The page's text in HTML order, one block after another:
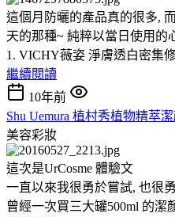
這個月防曬的產品真的很多,
天的那種~ 純粹以當日使用的
1. VICHY薇姿 淨膚透白密集
繼續閱讀
10年前
Shu Uemura 植村秀植物精萃
美容彩妝
這次是UrCosme 體驗文
一直以來我很勇於嘗試, 也很
曾經一次買三大罐500ml 的潔